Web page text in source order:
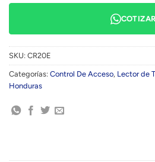
COTIZAR
SKU: CR20E
Categorías: Control De Acceso, Lector de
Honduras